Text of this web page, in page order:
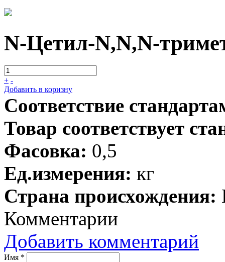
N-Цетил-N,N,N-
+ -
Добавить в коризну
Соответствие
Товар соответствует
Фасовка: 0,5
Ед.измерения: кг
Страна происхождения:
Комментарии
Добавить комментарий
Имя *